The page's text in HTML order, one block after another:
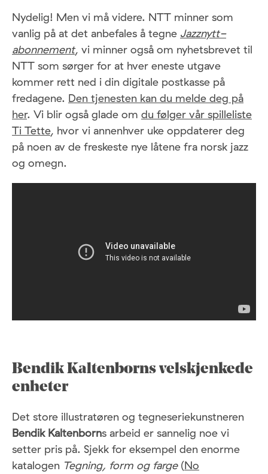
Nydelig! Men vi må videre. NTT minner som
vanlig på at det anbefales å tegne Jazznytt-
abonnement, vi minner også om nyhetsbrevet til
NTT som sørger for at hver eneste utgave
kommer rett ned i din digitale postkasse på
fredagene. Den tjenesten kan du melde deg på
her. Vi blir også glade om du følger vår spilleliste
Ti Tette, hvor vi annenhver uke oppdaterer deg
på noen av de freskeste nye låtene fra norsk jazz
og omegn.
Bendik Kaltenborns velskjenkede
enheter
Det store illustratøren og tegneseriekunstneren
Bendik Kaltenborns arbeid er sannelig noe vi
setter pris på. Sjekk for eksempel den enorme
katalogen Tegning, form og farge(No